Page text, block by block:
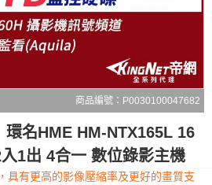
商品編號：P0030100047682
環名HME HM-NTX165L 16
1出 4合一 數位錄影主機
具有更高的影像壓縮率及更好的畫質支